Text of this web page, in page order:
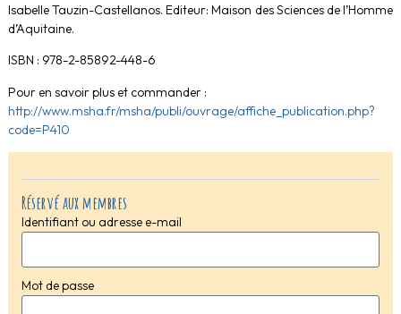
Réservé aux membres
Identifiant ou adresse e-mail
Mot de passe
Isabelle Tauzin-Castellanos. Editeur: Maison des Sciences de l’Homme
d’Aquitaine.
ISBN : 978-2-85892-448-6
Pour en savoir plus et commander :
http://www.msha.fr/msha/publi/ouvrage/affiche_publication.php?
code=P410